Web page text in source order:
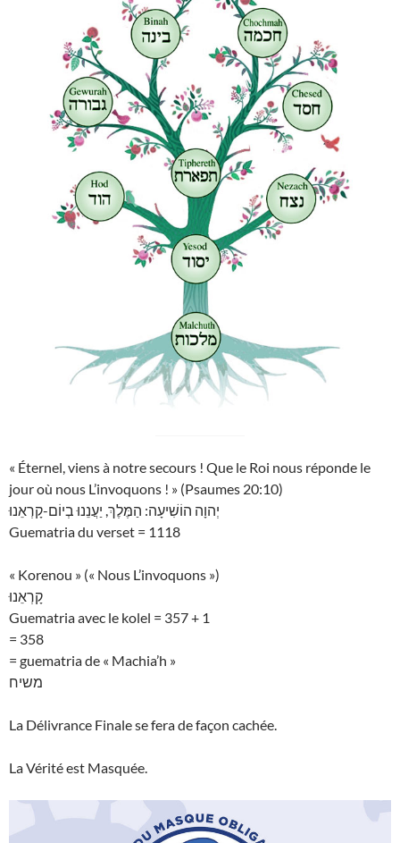
« Éternel, viens à notre secours ! Que le Roi nous réponde le
jour où nous L’invoquons ! » (Psaumes 20:10)
יְהוָה הוֹשִׁיעָה: הַמֶּלֶךְ, יַעֲנֵנוּ בְיוֹם-קָרְאֵנוּ
Guematria du verset = 1118
« Korenou » (« Nous L’invoquons »)
קָרְאֵנוּ
Guematria avec le kolel = 357 + 1
= 358
= guematria de « Machia’h »
משיח
La Délivrance Finale se fera de façon cachée.
La Vérité est Masquée.